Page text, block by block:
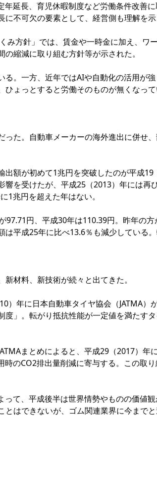
延長、育児休暇制度など労働条件改善
不可欠の要素として、経営側も理解を示
方針」では、賃金や一時金に加え、ワ
縮減に取り組む方針等が示された。
。一方、近年ではAIや自動化の活用が
ょっとすると労働そのものが無くなっ
た。自動車メーカーの海外進出に併せ
額が初めて1兆円を突破したのが平成19
を受けたが、平成25（2013）年には再
1兆円を超えた年はない。
円、平成30年は110.39円。昨年の
平成25年に比べ13.6％も減少している
材料、新技術が続々と出てきた。
年に日本自動車タイヤ協会（JATMA）
」。転がり抵抗性能が一定値を満たす
まとめによると、平成29（2017）年
のCO2排出量削減に寄与する。この取
て、平成後半は世界情勢やものの価値観
とはできないが、ゴム関連業界に今まで